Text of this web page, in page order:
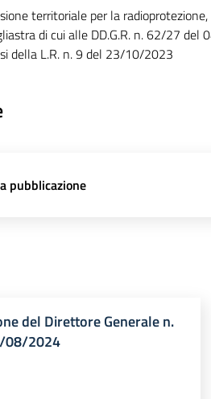
territoriale per la
di cui alle DD.G.R. n. 62/27
della L.R. n. 9 del 23/10/2023
pubblicazione
del Direttore Generale n.
08/2024